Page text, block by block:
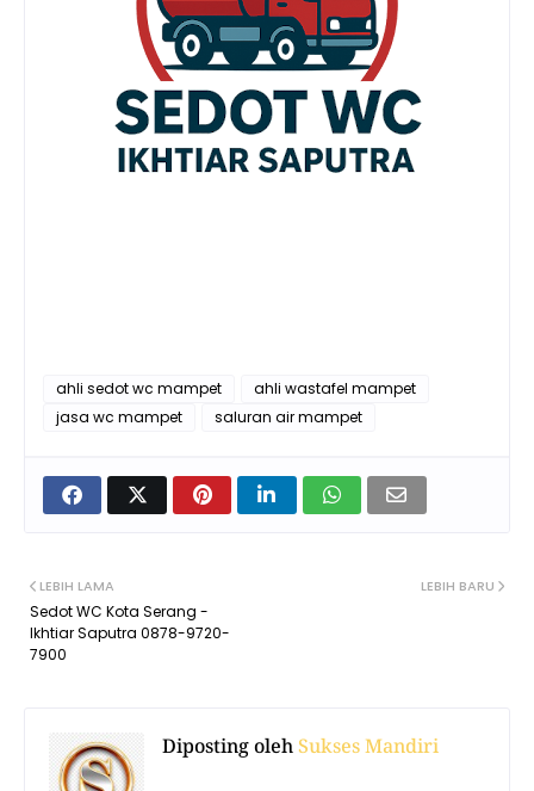
ahli sedot wc mampet
ahli wastafel mampet
jasa wc mampet
saluran air mampet
LEBIH BARU
LEBIH LAMA
Sedot WC Kota Serang -
Ikhtiar Saputra 0878-9720-
7900
Diposting olehSukses Mandiri